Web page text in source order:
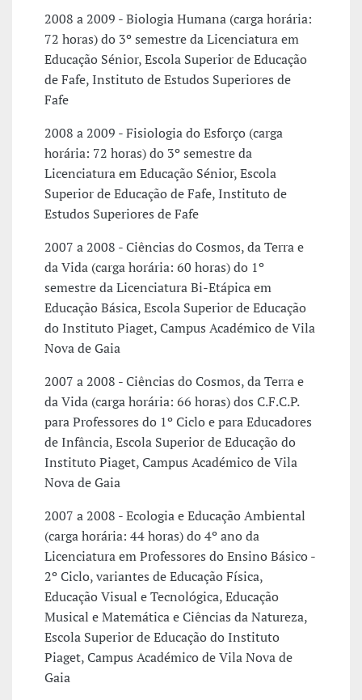
2008 a 2009 - Biologia Humana (carga horária:
72 horas) do 3º semestre da Licenciatura em
Educação Sénior, Escola Superior de Educação
de Fafe, Instituto de Estudos Superiores de
Fafe
2008 a 2009 - Fisiologia do Esforço (carga
horária: 72 horas) do 3º semestre da
Licenciatura em Educação Sénior, Escola
Superior de Educação de Fafe, Instituto de
Estudos Superiores de Fafe
2007 a 2008 - Ciências do Cosmos, da Terra e
da Vida (carga horária: 60 horas) do 1º
semestre da Licenciatura Bi-Etápica em
Educação Básica, Escola Superior de Educação
do Instituto Piaget, Campus Académico de Vila
Nova de Gaia
2007 a 2008 - Ciências do Cosmos, da Terra e
da Vida (carga horária: 66 horas) dos C.F.C.P.
para Professores do 1º Ciclo e para Educadores
de Infância, Escola Superior de Educação do
Instituto Piaget, Campus Académico de Vila
Nova de Gaia
2007 a 2008 - Ecologia e Educação Ambiental
(carga horária: 44 horas) do 4º ano da
Licenciatura em Professores do Ensino Básico -
2º Ciclo, variantes de Educação Física,
Educação Visual e Tecnológica, Educação
Musical e Matemática e Ciências da Natureza,
Escola Superior de Educação do Instituto
Piaget, Campus Académico de Vila Nova de
Gaia